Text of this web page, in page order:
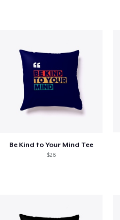
Be Kind to Your Mind Tee
$28